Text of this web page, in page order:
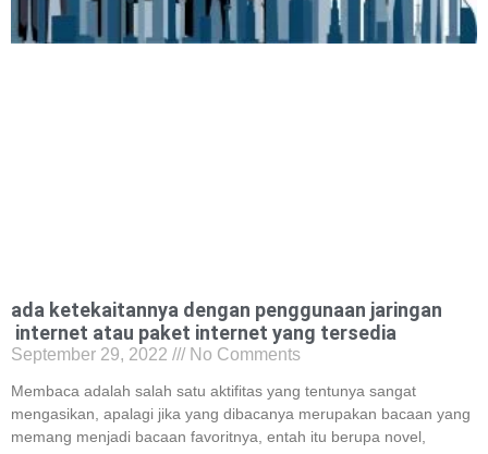
ada ketekaitannya dengan penggunaan jaringan
internet atau paket internet yang tersedia
September 29, 2022 No Comments
Membaca adalah salah satu aktifitas yang tentunya sangat
mengasikan, apalagi jika yang dibacanya merupakan bacaan yang
memang menjadi bacaan favoritnya, entah itu berupa novel,